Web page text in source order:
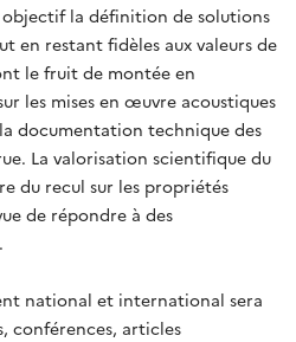
la définition de solutions
en restant fidèles aux valeurs de
le fruit de montée en
les mises en œuvre acoustiques
documentation technique des
La valorisation scientifique du
du recul sur les propriétés
de répondre à des
national et international sera
conférences, articles